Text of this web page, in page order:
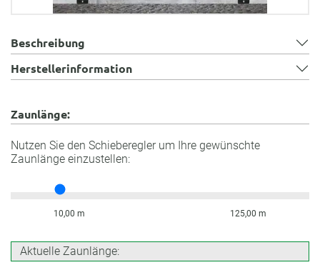
Beschreibung
Herstellerinformation
Zaunlänge:
Nutzen Sie den Schieberegler um Ihre gewünschte
Zaunlänge einzustellen:
Aktuelle Zaunlänge:
10,00 m 125,00 m